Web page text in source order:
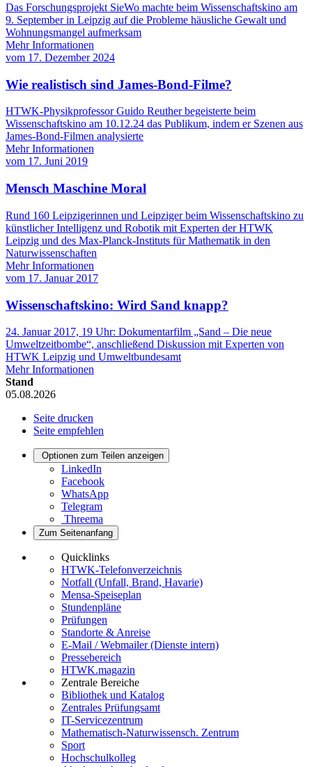
Das Forschungsprojekt SieWo machte beim Wissenschaftskino am
9. September in Leipzig auf die Probleme häusliche Gewalt und
Wohnungsmangel aufmerksam
Mehr Informationen
vom 17. Dezember 2024
Wie realistisch sind James-Bond-Filme?
HTWK-Physikprofessor Guido Reuther begeisterte beim
Wissenschaftskino am 10.12.24 das Publikum, indem er Szenen aus
James-Bond-Filmen analysierte
Mehr Informationen
vom 17. Juni 2019
Mensch Maschine Moral
Rund 160 Leipzigerinnen und Leipziger beim Wissenschaftskino zu
künstlicher Intelligenz und Robotik mit Experten der HTWK
Leipzig und des Max-Planck-Instituts für Mathematik in den
Naturwissenschaften
Mehr Informationen
vom 17. Januar 2017
Wissenschaftskino: Wird Sand knapp?
24. Januar 2017, 19 Uhr: Dokumentarfilm „Sand – Die neue
Umweltzeitbombe“, anschließend Diskussion mit Experten von
HTWK Leipzig und Umweltbundesamt
Mehr Informationen
Stand
05.08.2026
Seite drucken
Seite empfehlen
Optionen zum Teilen anzeigen
LinkedIn
Facebook
WhatsApp
Telegram
Threema
Zum Seitenanfang
Quicklinks
HTWK-Telefonverzeichnis
Notfall (Unfall, Brand, Havarie)
Mensa-Speiseplan
Stundenpläne
Prüfungen
Standorte & Anreise
E-Mail / Webmailer (Dienste intern)
Pressebereich
HTWK.magazin
Zentrale Bereiche
Bibliothek und Katalog
Zentrales Prüfungsamt
IT-Servicezentrum
Mathematisch-Naturwissensch. Zentrum
Sport
Hochschulkolleg